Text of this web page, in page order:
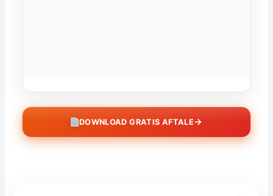
DOWNLOAD GRATIS AFTALE→